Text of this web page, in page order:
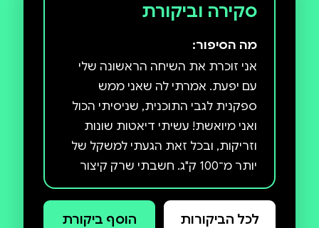
סקירה וביקורת
מה הסיפור:
אני זוכרת את השיחה הראשונה שלי
עם יפעת. אמרתי לה שאני ממש
ספקנית לגבי התוכנית, שניסיתי הכול
ואני מיואשת! עשיתי דיאטות שונות
וזריקות, ובכל זאת הגעתי למשקל של
יותר מ־100 ק"ג. חשבתי שרק קיצור
קיבה יהיה הפתרון. כשיפעת דיברה
איתי על RESPECT חששתי מאוד שאני
לכל הביקורות הוסף ביקורת